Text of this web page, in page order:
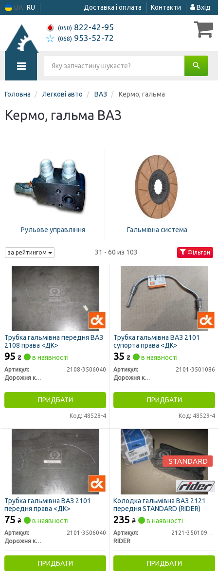
UA RU Доставка і оплата Контакти Вхід
(050) 822-42-95
(068) 953-52-72
Головна Легкові авто ВАЗ Кермо, гальма
Кермо, гальма ВАЗ
Рульове управління Гальмівна система
за рейтингом 31 - 60 из 103 Фільтри
Трубка гальмівна передня ВАЗ
2108 права <ДК>
95 ₴ в наявності
Артикул:
2108-3506040
Дорожня карта
ПРИДБАТИ
Код: 48528-4
Трубка гальмівна ВАЗ 2101
супорта права <ДК>
35 ₴ в наявності
Артикул:
2101-3501086
Дорожня карта
ПРИДБАТИ
Код: 48529-4
Трубка гальмівна ВАЗ 2101
передня права <ДК>
75 ₴ в наявності
Артикул:
2101-3506040
Дорожня карта
ПРИДБАТИ
Колодка гальмівна ВАЗ 2121
передня STANDARD (RIDER)
235 ₴ в наявності
Артикул:
2121-3501090st
RIDER
ПРИДБАТИ
STANDARD